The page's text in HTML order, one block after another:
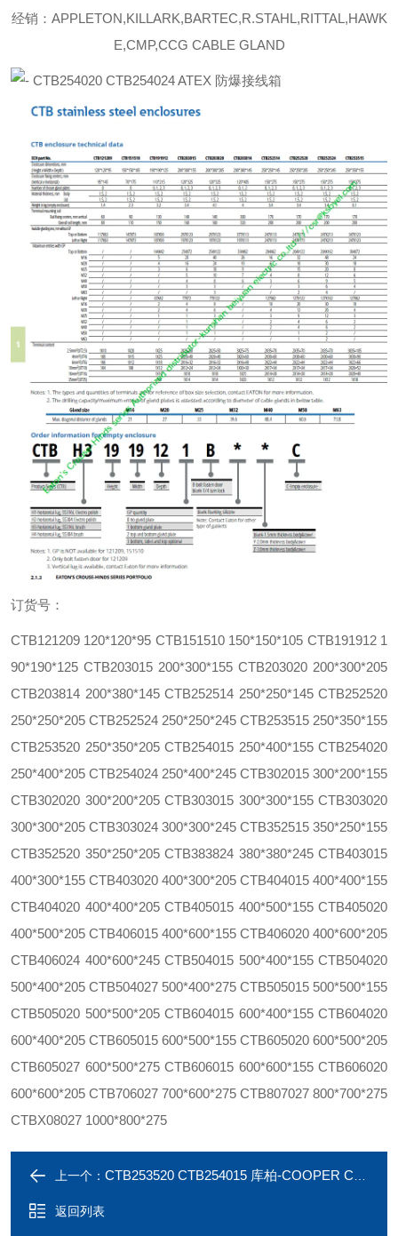
经销：APPLETON,KILLARK,BARTEC,R.STAHL,RITTAL,HAWK
E,CMP,CCG CABLE GLAND
订货号：
CTB121209 120*120*95 CTB151510 150*150*105 CTB191912 1
90*190*125 CTB203015 200*300*155 CTB203020 200*300*205
CTB203814 200*380*145 CTB252514 250*250*145 CTB252520
250*250*205 CTB252524 250*250*245 CTB253515 250*350*155
CTB253520 250*350*205 CTB254015 250*400*155 CTB254020
250*400*205 CTB254024 250*400*245 CTB302015 300*200*155
CTB302020 300*200*205 CTB303015 300*300*155 CTB303020
300*300*205 CTB303024 300*300*245 CTB352515 350*250*155
CTB352520 350*250*205 CTB383824 380*380*245 CTB403015
400*300*155 CTB403020 400*300*205 CTB404015 400*400*155
CTB404020 400*400*205 CTB405015 400*500*155 CTB405020
400*500*205 CTB406015 400*600*155 CTB406020 400*600*205
CTB406024 400*600*245 CTB504015 500*400*155 CTB504020
500*400*205 CTB504027 500*400*275 CTB505015 500*500*155
CTB505020 500*500*205 CTB604015 600*400*155 CTB604020
600*400*205 CTB605015 600*500*155 CTB605020 600*500*205
CTB605027 600*500*275 CTB606015 600*600*155 CTB606020
600*600*205 CTB706027 700*600*275 CTB807027 800*700*275
CTBX08027 1000*800*275
上一个： CTB253520 CTB254015 库柏-COOPER CTB252524 CTB253515 IECEx 接线箱
返回列表